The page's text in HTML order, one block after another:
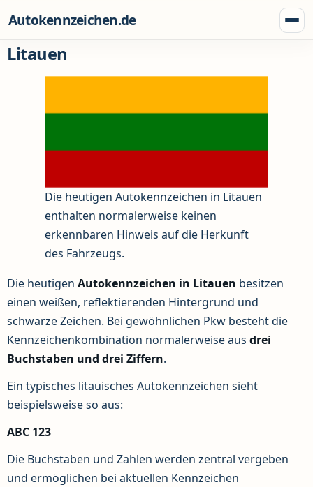
Autokennzeichen.de
Litauen
Die heutigen Autokennzeichen in Litauen
enthalten normalerweise keinen
erkennbaren Hinweis auf die Herkunft
des Fahrzeugs.
Die heutigen Autokennzeichen in Litauen besitzen
einen weißen, reflektierenden Hintergrund und
schwarze Zeichen. Bei gewöhnlichen Pkw besteht die
Kennzeichenkombination normalerweise aus drei
Buchstaben und drei Ziffern.
Ein typisches litauisches Autokennzeichen sieht
beispielsweise so aus:
ABC 123
Die Buchstaben und Zahlen werden zentral vergeben
und ermöglichen bei aktuellen Kennzeichen